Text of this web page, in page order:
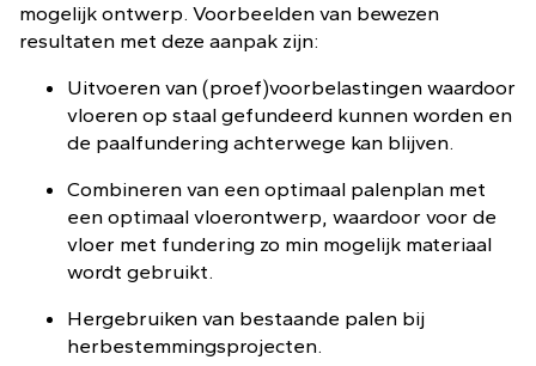
mogelijk ontwerp. Voorbeelden van bewezen
resultaten met deze aanpak zijn:
Uitvoeren van (proef)voorbelastingen waardoor
vloeren op staal gefundeerd kunnen worden en
de paalfundering achterwege kan blijven.
Combineren van een optimaal palenplan met
een optimaal vloerontwerp, waardoor voor de
vloer met fundering zo min mogelijk materiaal
wordt gebruikt.
Hergebruiken van bestaande palen bij
herbestemmingsprojecten.